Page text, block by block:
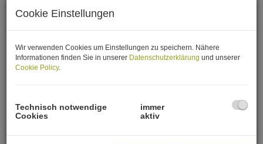
Zimmer
-
Wohnfläche (von/bis)
Weitere Suchoptionen
Cookie Einstellungen
Wir verwenden Cookies um Einstellungen zu speichern. Nähere
Informationen finden Sie in unserer Datenschutzerklärung und unserer
Cookie Policy.
Technisch notwendige
Cookies
immer
aktiv